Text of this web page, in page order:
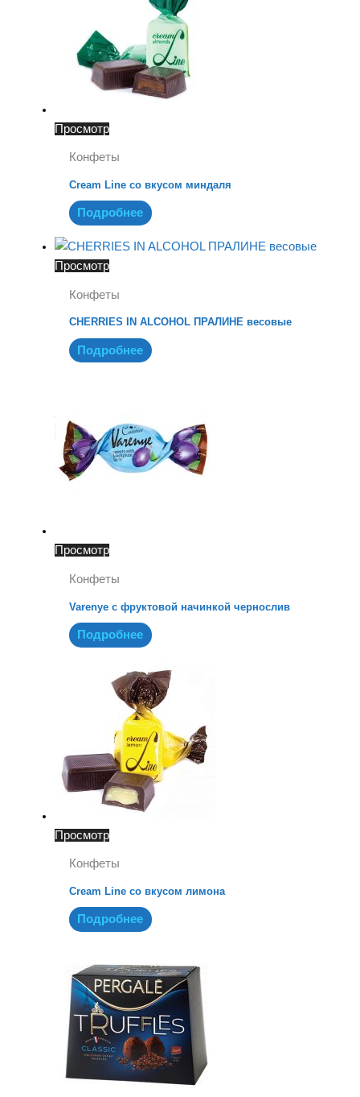
Просмотр
Конфеты
Cream Line со вкусом миндаля
Подробнее
Просмотр
Конфеты
CHERRIES IN ALCOHOL ПРАЛИНЕ весовые
Подробнее
Просмотр
Конфеты
Varenye с фруктовой начинкой чернослив
Подробнее
Просмотр
Конфеты
Cream Line со вкусом лимона
Подробнее